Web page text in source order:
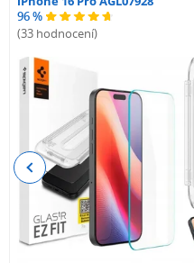
96 %
(33 hodnocení)
Previous